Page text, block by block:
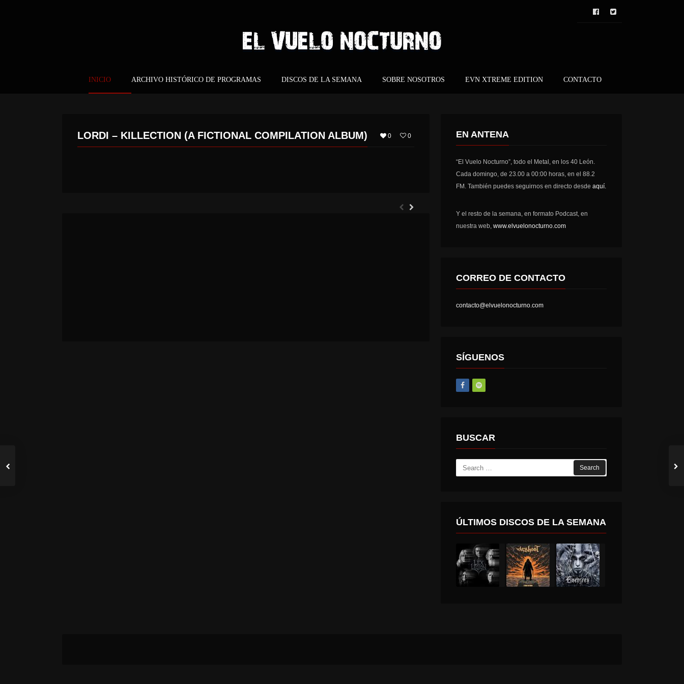
INICIO ARCHIVO HISTÓRICO DE PROGRAMAS DISCOS DE LA SEMANA SOBRE NOSOTROS EVN XTREME EDITION CONTACTO
0 0
LORDI – KILLECTION (A FICTIONAL COMPILATION ALBUM) EN ANTENA
“El Vuelo Nocturno”, todo el Metal, en los 40 León.
Cada domingo, de 23.00 a 00:00 horas, en el 88.2
FM. También puedes seguirnos en directo desdeaquí.
Y el resto de la semana, en formato Podcast, en
nuestra web,www.elvuelonocturno.com
CORREO DE CONTACTO
contacto@elvuelonocturno.com
SÍGUENOS
BUSCAR
Search
for:
ÚLTIMOS DISCOS DE LA SEMANA